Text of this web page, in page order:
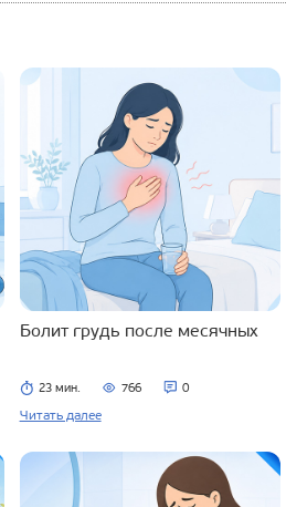
Болит грудь после месячных
23 мин. 766 0
Читать далее